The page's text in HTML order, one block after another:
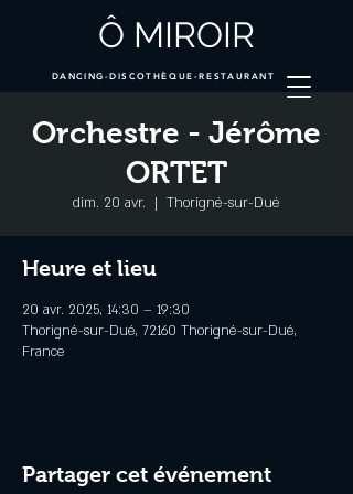
Ô MIROIR
DANCING-DISCOTHÈQUE-RESTAURANT
Orchestre - Jérôme
ORTET
dim. 20 avr.
  |
Thorigné-sur-Dué
Heure et lieu
20 avr. 2025, 14:30 – 19:30
Thorigné-sur-Dué, 72160 Thorigné-sur-Dué,
France
Partager cet événement